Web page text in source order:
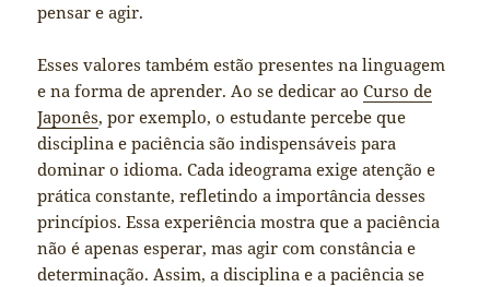
pensar e agir.
Esses valores também estão presentes na linguagem
e na forma de aprender. Ao se dedicar aoCurso de
Japonês, por exemplo, o estudante percebe que
disciplina e paciência são indispensáveis para
dominar o idioma. Cada ideograma exige atenção e
prática constante, refletindo a importância desses
princípios. Essa experiência mostra que a paciência
não é apenas esperar, mas agir com constância e
determinação. Assim, a disciplina e a paciência se